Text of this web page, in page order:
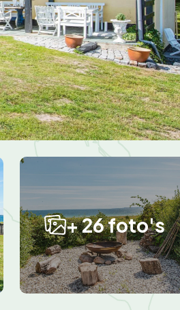
+ 26 foto's